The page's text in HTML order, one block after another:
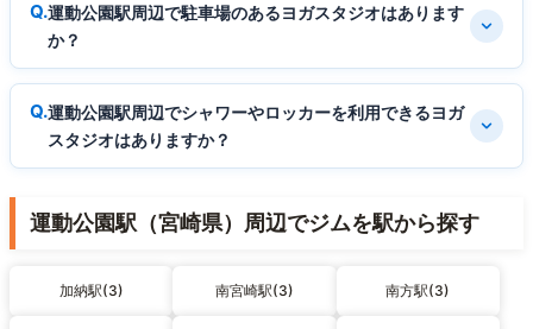
運動公園駅周辺で駐車場のあるヨガスタジオはあります
か？
運動公園駅周辺でシャワーやロッカーを利用できるヨガ
スタジオはありますか？
運動公園駅（宮崎県）周辺でジムを駅から探す
加納駅(3) 南宮崎駅(3) 南方駅(3)